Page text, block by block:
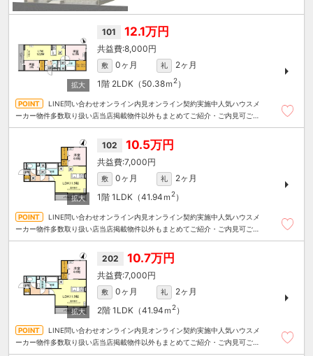
101 12.1万円
8,000円
敷 0ヶ月 礼
2ヶ月
1階 2LDK（50.38ｍ 2）
LINE問い合わせオンライン内見オンライン契約実施中人気ハウスメ
ーカー物件多数取り扱い店当店掲載物件以外もまとめてご紹介・ご内見可ご予
102 10.5万円
7,000円
敷 0ヶ月 礼
2ヶ月
1階 1LDK（41.94ｍ 2）
LINE問い合わせオンライン内見オンライン契約実施中人気ハウスメ
ーカー物件多数取り扱い店当店掲載物件以外もまとめてご紹介・ご内見可ご予
202 10.7万円
7,000円
敷 0ヶ月 礼
2ヶ月
2階 1LDK（41.94ｍ 2）
LINE問い合わせオンライン内見オンライン契約実施中人気ハウスメ
ーカー物件多数取り扱い店当店掲載物件以外もまとめてご紹介・ご内見可ご予